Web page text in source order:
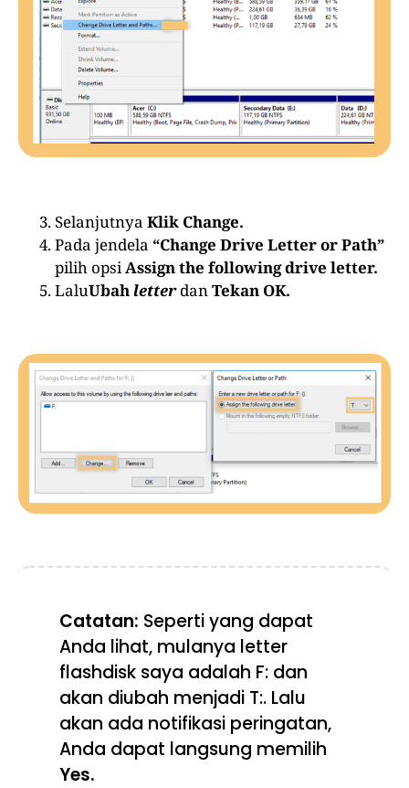
Selanjutnya Klik Change.
Pada jendela “Change Drive Letter or Path”
pilih opsiAssign the following drive letter.
LaluUbahletter danTekan OK.
Catatan: Seperti yang dapat
Anda lihat, mulanya letter
flashdisk saya adalah F: dan
akan diubah menjadi T:. Lalu
akan ada notifikasi peringatan,
Anda dapat langsung memilih
Yes.